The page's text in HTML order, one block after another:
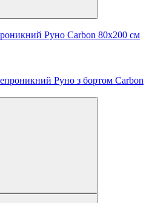
Руно Carbon 80х200 см